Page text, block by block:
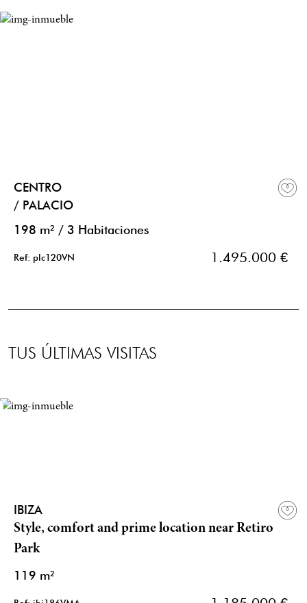
CENTRO
/ PALACIO
198 m² / 3 Habitaciones
Ref: plc120VN 1.495.000 €
TUS ÚLTIMAS VISITAS
IBIZA
Style, comfort and prime location near Retiro
Park
119 m²